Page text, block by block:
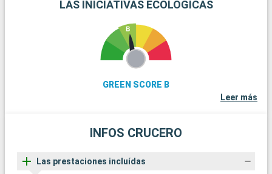
LAS INICIATIVAS ECOLÓGICAS
GREEN SCORE B
Leer más
INFOS CRUCERO
Las prestaciones incluídas